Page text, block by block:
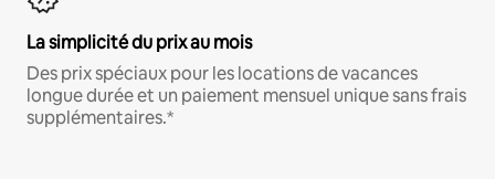
La simplicité du prix au mois
Des prix spéciaux pour les locations de vacances
longue durée et un paiement mensuel unique sans frais
supplémentaires.*